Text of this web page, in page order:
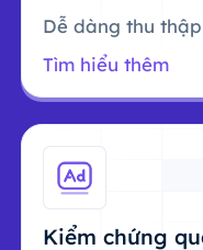
Dễ dàng thu
Tìm hiểu thêm
Kiểm chứng